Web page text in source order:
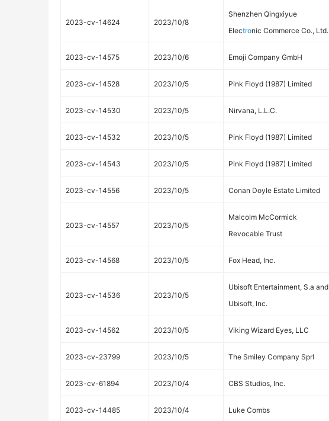
2023-cv-14624 2023/10/8
Shenzhen Qingxiyue
Electronic Commerce Co., Ltd.
2023-cv-14575 2023/10/6 Emoji Company GmbH
2023-cv-14528 2023/10/5 Pink Floyd (1987) Limited
2023-cv-14530 2023/10/5 Nirvana, L.L.C.
2023-cv-14532 2023/10/5 Pink Floyd (1987) Limited
2023-cv-14543 2023/10/5 Pink Floyd (1987) Limited
2023-cv-14556 2023/10/5 Conan Doyle Estate Limited
2023-cv-14557 2023/10/5
Malcolm McCormick
Revocable Trust
2023-cv-14568 2023/10/5 Fox Head, Inc.
2023-cv-14536 2023/10/5
Ubisoft Entertainment, S.a and
Ubisoft, Inc.
2023-cv-14562 2023/10/5 Viking Wizard Eyes, LLC
2023-cv-23799 2023/10/5 The Smiley Company Sprl
2023-cv-61894 2023/10/4 CBS Studios, Inc.
2023-cv-14485 2023/10/4 Luke Combs